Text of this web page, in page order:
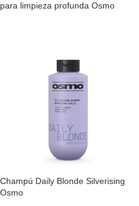
para limpieza profunda Osmo
Champú Daily Blonde Silverising
Osmo